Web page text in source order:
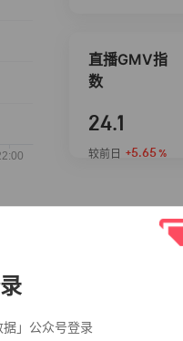
」公众号登录
直播GMV指
数
24.1
较前日 +5.65 %